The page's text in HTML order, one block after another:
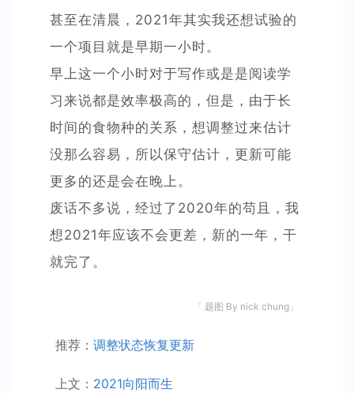
甚至在清晨，2021年其实我还想试验的
一个项目就是早期一小时。
早上这一个小时对于写作或是是阅读学
习来说都是效率极高的，但是，由于长
时间的食物种的关系，想调整过来估计
没那么容易，所以保守估计，更新可能
更多的还是会在晚上。
废话不多说，经过了2020年的苟且，我
想2021年应该不会更差，新的一年，干
就完了。
「 题图 By nick chung」
推荐： 调整状态恢复更新
上文： 2021向阳而生